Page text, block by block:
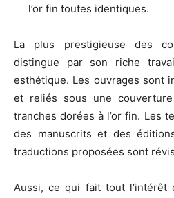
l’or fin toutes identiques.
La plus prestigieuse des
distingue par son riche
esthétique. Les ouvrages sont
et reliés sous une
tranches dorées à l’or fin. Les
des manuscrits et des
traductions proposées sont
Aussi, ce qui fait tout